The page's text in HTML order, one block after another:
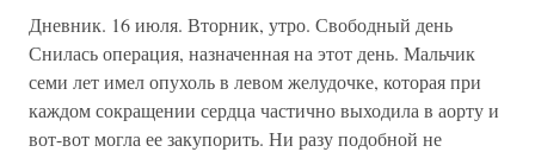
Дневник. 16 июля. Вторник, утро. Свободный день
Снилась операция, назначенная на этот день. Мальчик
семи лет имел опухоль в левом желудочке, которая при
каждом сокращении сердца частично выходила в аорту и
вот-вот могла ее закупорить. Ни разу подобной не